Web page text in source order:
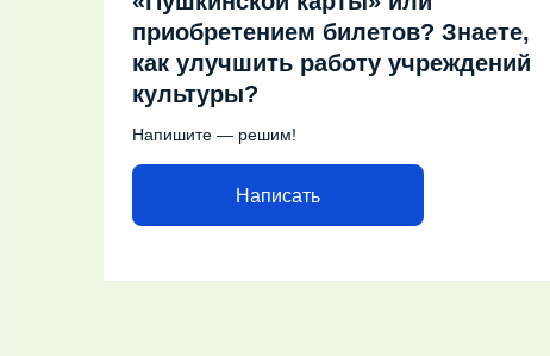
приобретением билетов? Знаете,
как улучшить работу учреждений
культуры?
Напишите — решим!
Написать